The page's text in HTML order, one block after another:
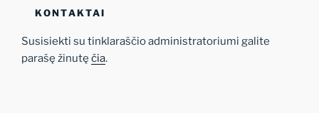
KONTAKTAI
Susisiekti su tinklaraščio administratoriumi galite
parašę žinutę čia.